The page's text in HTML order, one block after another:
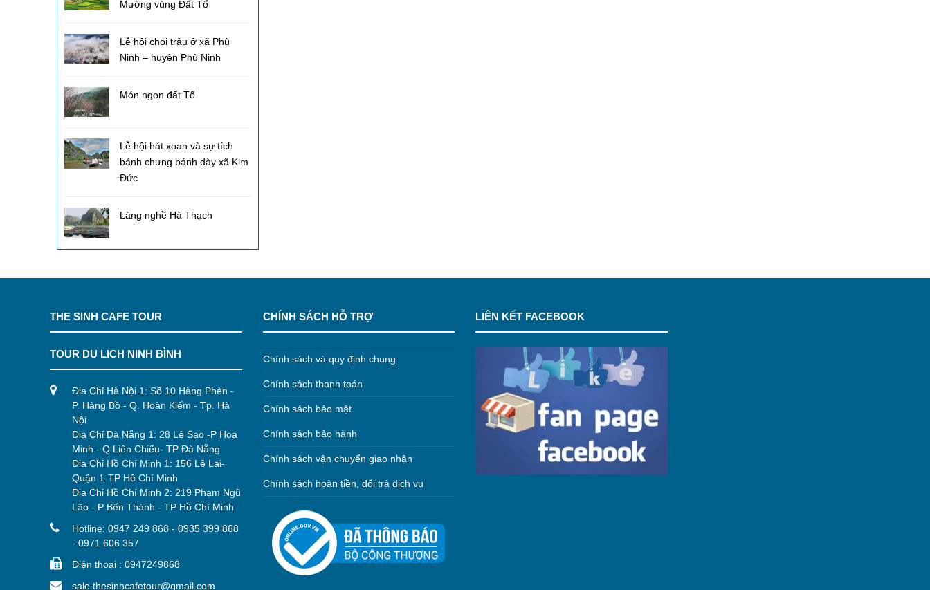
Mường vùng Đất Tổ
Lễ hội chọi trâu ở xã Phù
Ninh – huyện Phù Ninh
Món ngon đất Tổ
Lễ hội hát xoan và sự tích
bánh chưng bánh dày xã Kim
Đức
Làng nghề Hà Thạch
THE SINH CAFE TOUR
TOUR DU LICH NINH BÌNH
Địa Chỉ Hà Nội 1: Số 10 Hàng Phèn -
P. Hàng Bồ - Q. Hoàn Kiếm - Tp. Hà
Nội
Địa Chỉ Đà Nẵng 1: 28 Lê Sao -P Hoa
Minh - Q Liên Chiểu- TP Đà Nẵng
Địa Chỉ Hồ Chí Minh 1: 156 Lê Lai-
Quận 1-TP Hồ Chí Minh
Địa Chỉ Hồ Chí Minh 2: 219 Phạm Ngũ
Lão - P Bến Thành - TP Hồ Chí Minh
Hotline: 0947 249 868 - 0935 399 868
- 0971 606 357
Điện thoại : 0947249868
sale.thesinhcafetour@gmail.com
CHÍNH SÁCH HỖ TRỢ
Chính sách và quy định chung
Chính sách thanh toán
Chính sách bảo mật
Chính sách bảo hành
Chính sách vận chuyển giao nhận
Chính sách hoàn tiền, đổi trả dịch vụ
LIÊN KẾT FACEBOOK